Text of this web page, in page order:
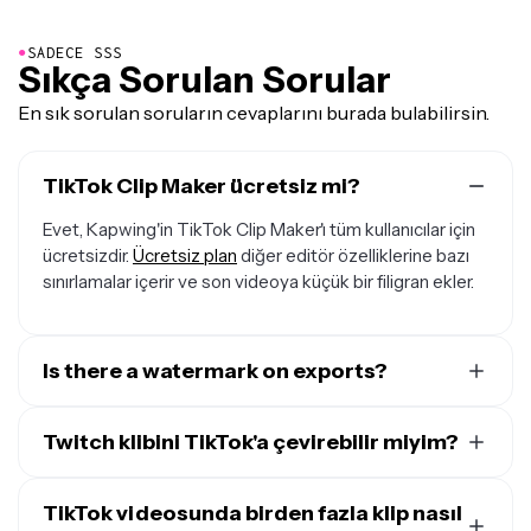
●SADECE SSS
Sıkça Sorulan Sorular
En sık sorulan soruların cevaplarını burada bulabilirsin.
TikTok Clip Maker ücretsiz mi?
Evet, Kapwing'in TikTok Clip Maker'ı tüm kullanıcılar için
ücretsizdir. Ücretsiz plan diğer editör özelliklerine bazı
sınırlamalar içerir ve son videoya küçük bir filigran ekler.
Is there a watermark on exports?
Clip Maker'dan olanlar da dahil olmak üzere tüm dışa
Twitch klibini TikTok'a çevirebilir miyim?
dönüştürebilirsin. Kapwing'in AI TikTok Maker'ı ile
TikTok videosunda birden fazla klip nasıl